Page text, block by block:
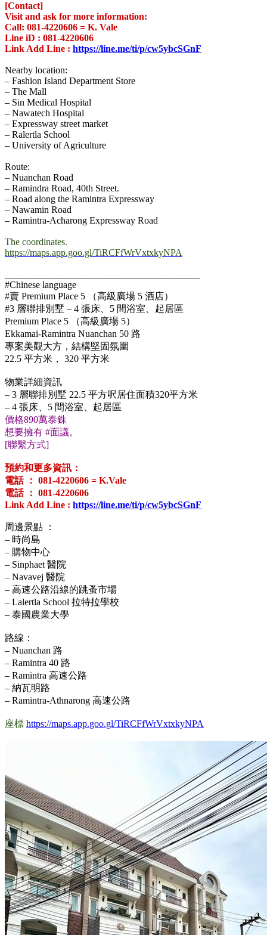
[Contact]
Visit and ask for more information:
Call: 081-4220606 = K. Vale
Line iD : 081-4220606
Link Add Line : https://line.me/ti/p/cw5ybcSGnF
Nearby location:
– Fashion Island Department Store
– The Mall
– Sin Medical Hospital
– Nawatech Hospital
– Expressway street market
– Ralertla School
– University of Agriculture
Route:
– Nuanchan Road
– Ramindra Road, 40th Street.
– Road along the Ramintra Expressway
– Nawamin Road
– Ramintra-Acharong Expressway Road
The coordinates.
https://maps.app.goo.gl/TiRCFfWrVxtxkyNPA
#Chinese language
#賣 Premium Place 5 （高級廣場 5 酒店）
#3 層聯排別墅 – 4 張床、5 間浴室、起居區
Premium Place 5 （高級廣場 5）
Ekkamai-Ramintra Nuanchan 50 路
專案美觀大方，結構堅固氛圍
22.5 平方米， 320 平方米
物業詳細資訊
– 3 層聯排別墅 22.5 平方呎居住面積320平方米
– 4 張床、5 間浴室、起居區
價格890萬泰銖
想要擁有 #面議。
[聯繫方式]
預約和更多資訊：
電話 ： 081-4220606 = K.Vale
電話 ： 081-4220606
Link Add Line : https://line.me/ti/p/cw5ybcSGnF
周邊景點 ：
– 時尚島
– 購物中心
– Sinphaet 醫院
– Navavej 醫院
– 高速公路沿線的跳蚤市場
– Lalertla School 拉特拉學校
– 泰國農業大學
路線：
– Nuanchan 路
– Ramintra 40 路
– Ramintra 高速公路
– 納瓦明路
– Ramintra-Athnarong 高速公路
座標 https://maps.app.goo.gl/TiRCFfWrVxtxkyNPA